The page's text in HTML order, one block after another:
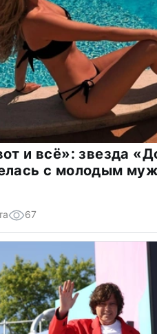
и всё»: звезда
с молодым
67